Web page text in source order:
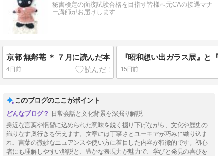
秘書検定の面接試験合格を目指す皆様へ元CAの接遇マナ
ー講師がお届けします
京都 無鄰菴 ＊ ７月に読んだ本
4日前 15日前
このブログのここがポイント
日常会話と文化背景を深掘り解説
身近な言葉や慣習に込められた意味を鋭く掘り下げながら、文化や歴史の
織りなす奥行きを伝えます。文章には丁寧さとユーモアが巧みに織り込ま
れ、言葉の微妙なニュアンスや使い方に着目した内容が特徴的です。初心
者にも理解しやすい解説と、豊かな表現力が魅力で、学びと発見の喜びを